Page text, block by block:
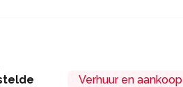
Verhuur en aankoop